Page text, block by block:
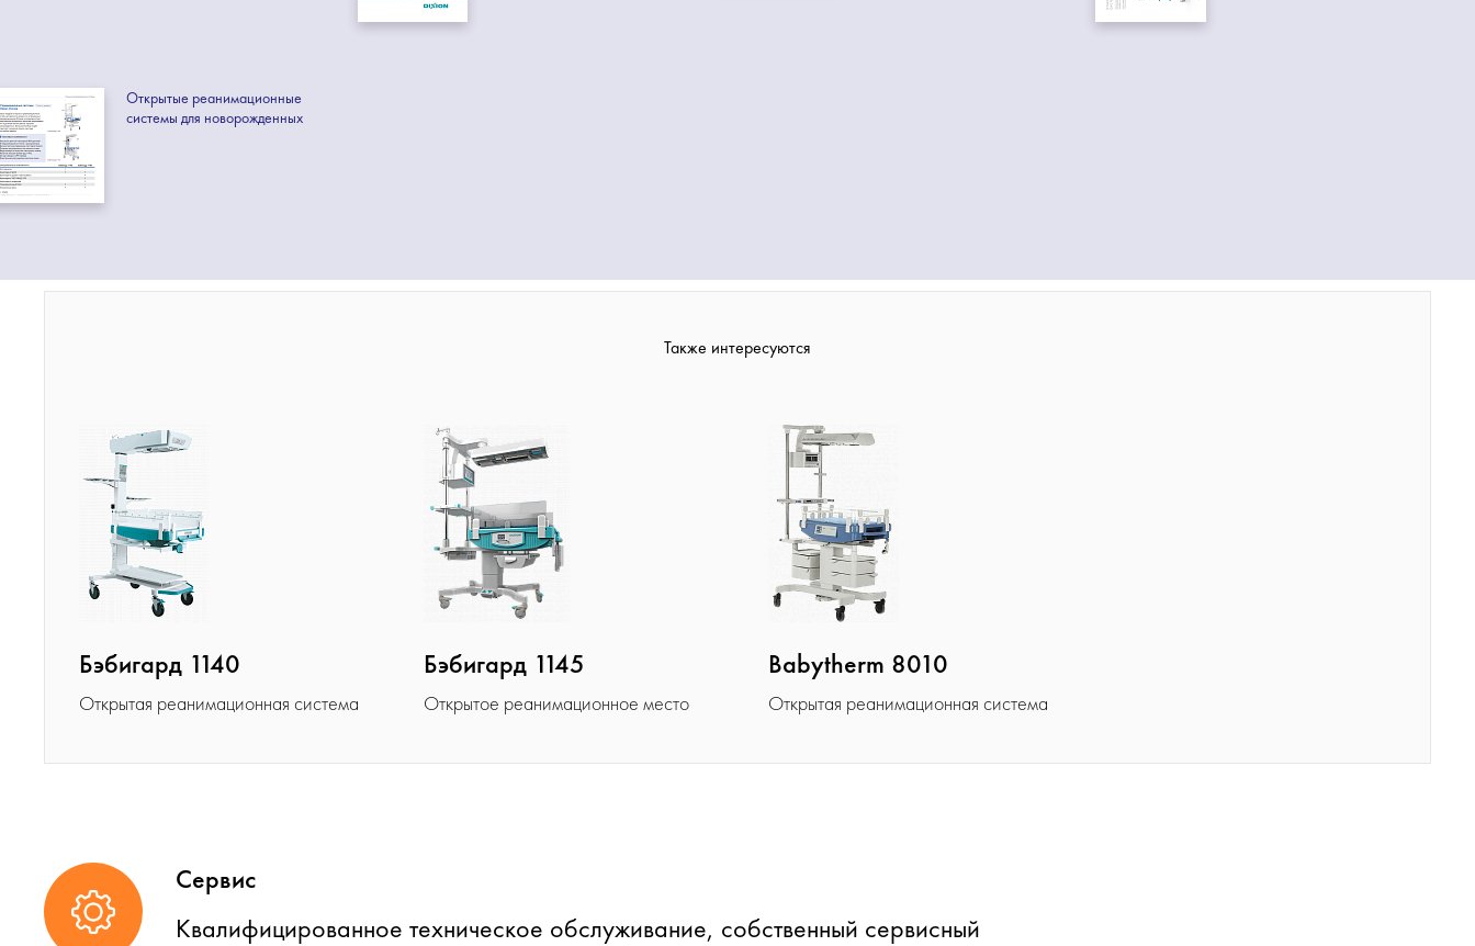
Открытые реанимационные
системы для новорожденных
Также интересуются
Бэбигард 1140
Открытая реанимационная система
Бэбигард 1145
Открытое реанимационное место
Babytherm 8010
Открытая реанимационная система
Сервис
Квалифицированное техническое обслуживание, собственный сервисный